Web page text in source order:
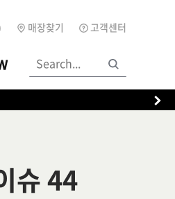
매장찾기 고객센터
슈 44